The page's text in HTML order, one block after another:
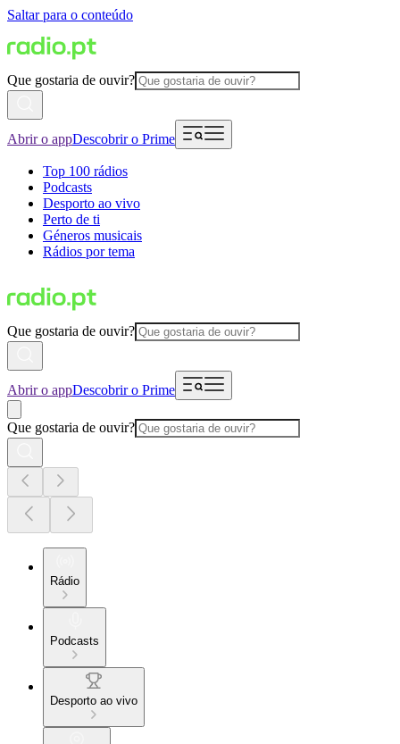
Saltar para o conteúdo
Que gostaria de ouvir?
Abrir o appDescobrir o Prime
Top 100 rádios
Podcasts
Desporto ao vivo
Perto de ti
Géneros musicais
Rádios por tema
Que gostaria de ouvir?
Abrir o appDescobrir o Prime
Que gostaria de ouvir?
Rádio
Podcasts
Desporto ao vivo